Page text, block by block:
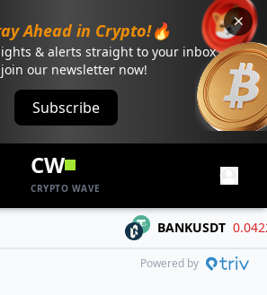
Ahead in Crypto!🔥
& alerts straight to your inbox
our newsletter now!
Subscribe
CW
CRYPTO WAVE
BANKUSDT 0.04225
Powered by